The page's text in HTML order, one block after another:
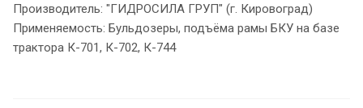
Производитель: "ГИДРОСИЛА ГРУП" (г. Кировоград)
Применяемость: Бульдозеры, подъёма рамы БКУ на базе
трактора К-701, К-702, К-744